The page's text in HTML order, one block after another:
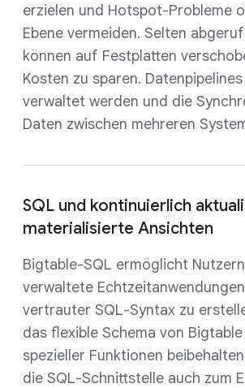
erzielen und Hotspot-Probleme
Ebene vermeiden. Selten
können auf Festplatten
Kosten zu sparen.
verwaltet werden und die
Daten zwischen mehreren
SQL und kontinuierlich
materialisierte Ansichten
Bigtable-SQL ermöglicht
verwaltete
vertrauter SQL-Syntax zu
das flexible Schema von
spezieller Funktionen
die SQL-Schnittstelle auch zum